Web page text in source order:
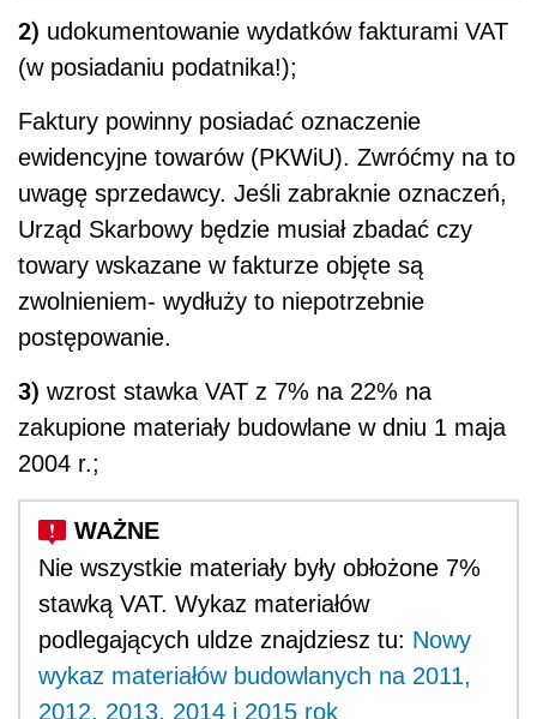
2) udokumentowanie wydatków fakturami VAT
(w posiadaniu podatnika!);
Faktury powinny posiadać oznaczenie
ewidencyjne towarów (PKWiU). Zwróćmy na to
uwagę sprzedawcy. Jeśli zabraknie oznaczeń,
Urząd Skarbowy będzie musiał zbadać czy
towary wskazane w fakturze objęte są
zwolnieniem- wydłuży to niepotrzebnie
postępowanie.
3) wzrost stawka VAT z 7% na 22% na
zakupione materiały budowlane w dniu 1 maja
2004 r.;
Nie wszystkie materiały były obłożone 7%
stawką VAT. Wykaz materiałów
podlegających uldze znajdziesz tu: Nowy
wykaz materiałów budowlanych na 2011,
2012, 2013, 2014 i 2015 rok